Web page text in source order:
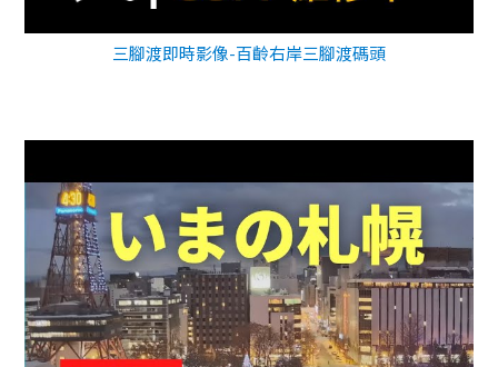
三腳渡即時影像-百齡右岸三腳渡碼頭